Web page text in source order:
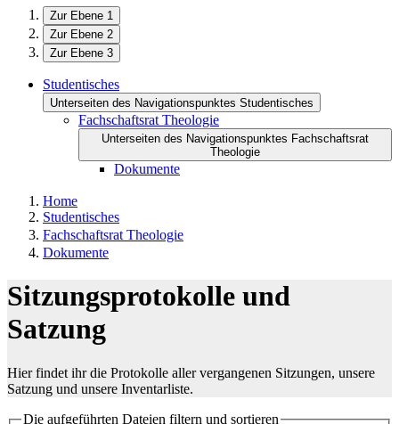
Zur Ebene 1
Zur Ebene 2
Zur Ebene 3
Studentisches
Unterseiten des Navigationspunktes Studentisches
Fachschaftsrat Theologie
Unterseiten des Navigationspunktes Fachschaftsrat
Theologie
Dokumente
Home
Studentisches
Fachschaftsrat Theologie
Dokumente
Sitzungsprotokolle und
Satzung
Hier findet ihr die Protokolle aller vergangenen Sitzungen, unsere
Satzung und unsere Inventarliste.
Die aufgeführten Dateien filtern und sortieren